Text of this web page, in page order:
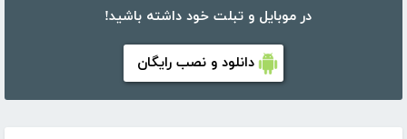
در موبایل و تبلت خود داشته باشید!
دانلود و نصب رایگان